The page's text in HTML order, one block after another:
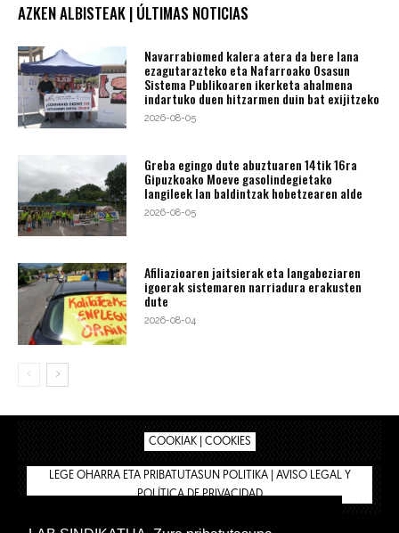
AZKEN ALBISTEAK | ÚLTIMAS NOTICIAS
Navarrabiomed kalera atera da bere lana
ezagutarazteko eta Nafarroako Osasun
Sistema Publikoaren ikerketa ahalmena
indartuko duen hitzarmen duin bat exijitzeko
2026-08-05
Greba egingo dute abuztuaren 14tik 16ra
Gipuzkoako Moeve gasolindegietako
langileek lan baldintzak hobetzearen alde
2026-08-05
Afiliazioaren jaitsierak eta langabeziaren
igoerak sistemaren narriadura erakusten
dute
2026-08-04
COOKIAK | COOKIES
LEGE OHARRA ETA PRIBATUTASUN POLITIKA | AVISO LEGAL Y
POLÍTICA DE PRIVACIDAD